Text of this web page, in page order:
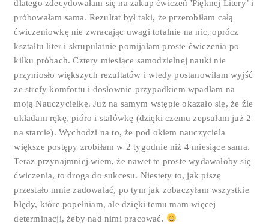
dlatego zdecydowałam się na zakup ćwiczeń 'Pięknej Litery’ i
próbowałam sama. Rezultat był taki, że przerobiłam całą
ćwiczeniowkę nie zwracając uwagi totalnie na nic, oprócz
kształtu liter i skrupulatnie pomijałam proste ćwiczenia po
kilku próbach. Cztery miesiące samodzielnej nauki nie
przyniosło większych rezultatów i wtedy postanowiłam wyjść
ze strefy komfortu i dosłownie przypadkiem wpadłam na
moją Nauczycielkę. Już na samym wstępie okazało się, że źle
układam rękę, pióro i stalówkę (dzięki czemu zepsułam już 2
na starcie). Wychodzi na to, że pod okiem nauczyciela
większe postępy zrobiłam w 2 tygodnie niż 4 miesiące sama.
Teraz przynajmniej wiem, że nawet te proste wydawałoby się
ćwiczenia, to droga do sukcesu. Niestety to, jak piszę
przestało mnie zadowalać, po tym jak zobaczyłam wszystkie
błędy, które popełniam, ale dzięki temu mam więcej
determinacji, żeby nad nimi pracować.